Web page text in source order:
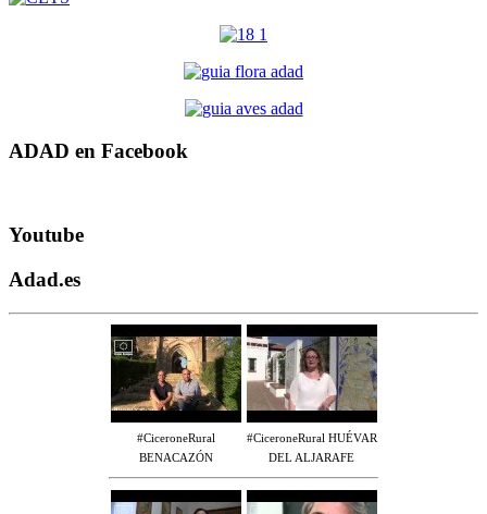
ADAD en Facebook
Youtube
Adad.es
#CiceroneRural
BENACAZÓN
#CiceroneRural HUÉVAR
DEL ALJARAFE